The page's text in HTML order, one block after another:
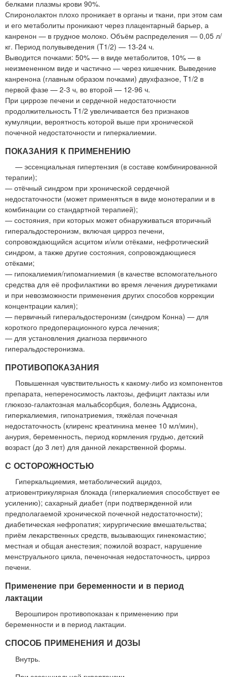
белками плазмы крови 90%.
Спиронолактон плохо проникает в органы и ткани, при этом сам
и его метаболиты проникают через плацентарный барьер, а
канренон — в грудное молоко. Объём распределения — 0,05 л/
кг. Период полувыведения (T1/2) — 13-24 ч.
Выводится почками: 50% — в виде метаболитов, 10% — в
неизмененном виде и частично — через кишечник. Выведение
канренона (главным образом почками) двухфазное, T1/2 в
первой фазе — 2-3 ч, во второй — 12-96 ч.
При циррозе печени и сердечной недостаточности
продолжительность T1/2 увеличивается без признаков
кумуляции, вероятность которой выше при хронической
почечной недостаточности и гиперкалиемии.
ПОКАЗАНИЯ К ПРИМЕНЕНИЮ
— эссенциальная гипертензия (в составе комбинированной
терапии);
— отёчный синдром при хронической сердечной
недостаточности (может применяться в виде монотерапии и в
комбинации со стандартной терапией);
— состояния, при которых может обнаруживаться вторичный
гиперальдостеронизм, включая цирроз печени,
сопровождающийся асцитом и/или отёками, нефротический
синдром, а также другие состояния, сопровождающиеся
отёками;
— гипокалиемия/гипомагниемия (в качестве вспомогательного
средства для её профилактики во время лечения диуретиками
и при невозможности применения других способов коррекции
концентрации калия);
— первичный гиперальдостеронизм (синдром Конна) — для
короткого предоперационного курса лечения;
— для установления диагноза первичного
гиперальдостеронизма.
ПРОТИВОПОКАЗАНИЯ
Повышенная чувствительность к какому-либо из компонентов
препарата, непереносимость лактозы, дефицит лактазы или
глюкозо-галактозная мальабсорбция, болезнь Аддисона,
гиперкалиемия, гипонатриемия, тяжёлая почечная
недостаточность (клиренс креатинина менее 10 мл/мин),
анурия, беременность, период кормления грудью, детский
возраст (до 3 лет) для данной лекарственной формы.
С ОСТОРОЖНОСТЬЮ
Гиперкальциемия, метаболический ацидоз,
атриовентрикулярная блокада (гиперкалиемия способствует ее
усилению); сахарный диабет (при подтвержденной или
предполагаемой хронической почечной недостаточности);
диабетическая нефропатия; хирургические вмешательства;
приём лекарственных средств, вызывающих гинекомастию;
местная и общая анестезия; пожилой возраст, нарушение
менструального цикла, печеночная недостаточность, цирроз
печени.
Применение при беременности и в период
лактации
Верошпирон противопоказан к применению при
беременности и в период лактации.
СПОСОБ ПРИМЕНЕНИЯ И ДОЗЫ
Внутрь.